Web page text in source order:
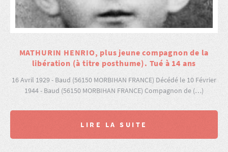
MATHURIN HENRIO, plus jeune compagnon de la
libération (à titre posthume). Tué à 14 ans
16 Avril 1929 - Baud (56150 MORBIHAN FRANCE) Décédé le 10 Février
1944 - Baud (56150 MORBIHAN FRANCE) Compagnon de (…)
LIRE LA SUITE